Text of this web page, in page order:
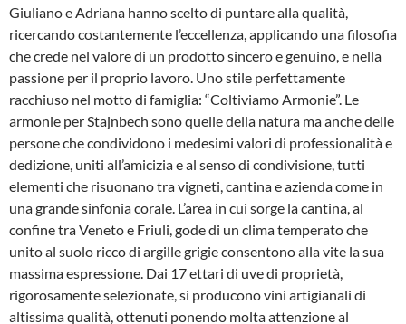
Giuliano e Adriana hanno scelto di puntare alla qualità,
ricercando costantemente l’eccellenza, applicando una filosofia
che crede nel valore di un prodotto sincero e genuino, e nella
passione per il proprio lavoro. Uno stile perfettamente
racchiuso nel motto di famiglia: “Coltiviamo Armonie”. Le
armonie per Stajnbech sono quelle della natura ma anche delle
persone che condividono i medesimi valori di professionalità e
dedizione, uniti all’amicizia e al senso di condivisione, tutti
elementi che risuonano tra vigneti, cantina e azienda come in
una grande sinfonia corale. L’area in cui sorge la cantina, al
confine tra Veneto e Friuli, gode di un clima temperato che
unito al suolo ricco di argille grigie consentono alla vite la sua
massima espressione. Dai 17 ettari di uve di proprietà,
rigorosamente selezionate, si producono vini artigianali di
altissima qualità, ottenuti ponendo molta attenzione al